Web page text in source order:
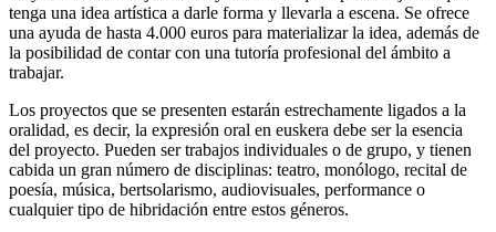
tenga una idea artística a darle forma y llevarla a escena. Se ofrece
una ayuda de hasta 4.000 euros para materializar la idea, además de
la posibilidad de contar con una tutoría profesional del ámbito a
trabajar.
Los proyectos que se presenten estarán estrechamente ligados a la
oralidad, es decir, la expresión oral en euskera debe ser la esencia
del proyecto. Pueden ser trabajos individuales o de grupo, y tienen
cabida un gran número de disciplinas: teatro, monólogo, recital de
poesía, música, bertsolarismo, audiovisuales, performance o
cualquier tipo de hibridación entre estos géneros.